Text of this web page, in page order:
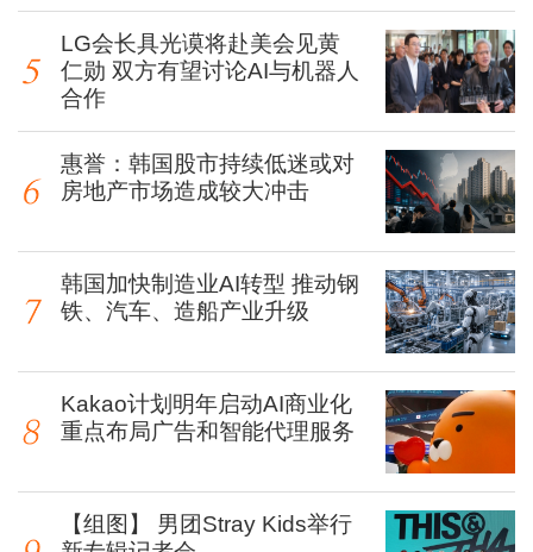
LG会长具光谟将赴美会见黄
仁勋 双方有望讨论AI与机器人
合作
惠誉：韩国股市持续低迷或对
房地产市场造成较大冲击
韩国加快制造业AI转型 推动钢
铁、汽车、造船产业升级
Kakao计划明年启动AI商业化
重点布局广告和智能代理服务
【组图】 男团Stray Kids举行